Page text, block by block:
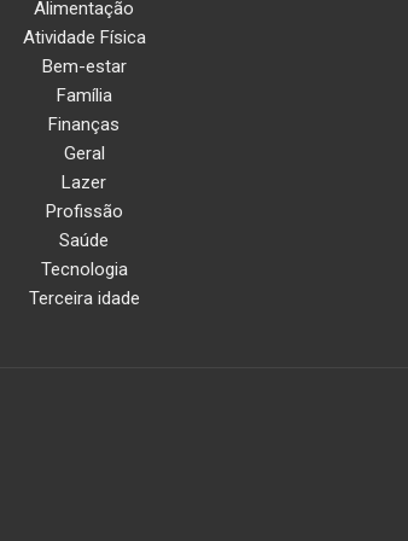
Alimentação
Atividade Física
Bem-estar
Família
Finanças
Geral
Lazer
Profissão
Saúde
Tecnologia
Terceira idade